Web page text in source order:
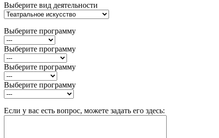
Выберите вид деятельности
Выберите программу
Выберите программу
Выберите программу
Выберите программу
Если у вас есть вопрос, можете задать его здесь: